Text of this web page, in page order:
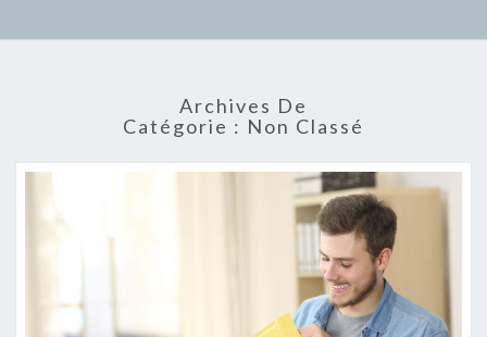
Archives De
Catégorie : Non Classé